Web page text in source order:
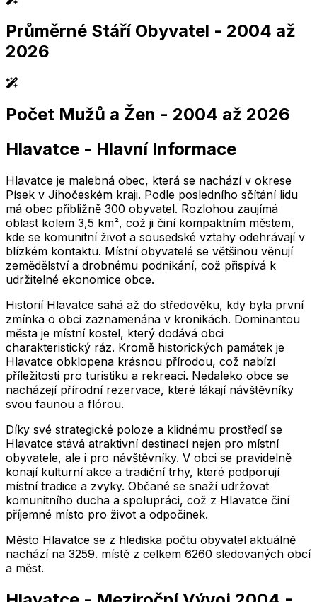
2,005 2,010 2,015 2,020 2,025
2,005 2,010 2,015 2,020 2,025
Průměrné Stáří Obyvatel - 2004 až
2026
2,005 2,010 2,015 2,020 2,025
2,005 2,010 2,015 2,020 2,025
Počet Mužů a Žen - 2004 až 2026
Hlavatce - Hlavní Informace
Hlavatce je malebná obec, která se nachází v okrese
Písek v Jihočeském kraji. Podle posledního sčítání lidu
má obec přibližně 300 obyvatel. Rozlohou zaujímá
oblast kolem 3,5 km², což ji činí kompaktním městem,
kde se komunitní život a sousedské vztahy odehrávají v
blízkém kontaktu. Místní obyvatelé se většinou věnují
zemědělství a drobnému podnikání, což přispívá k
udržitelné ekonomice obce.
Historií Hlavatce sahá až do středověku, kdy byla první
zmínka o obci zaznamenána v kronikách. Dominantou
města je místní kostel, který dodává obci
charakteristický ráz. Kromě historických památek je
Hlavatce obklopena krásnou přírodou, což nabízí
příležitosti pro turistiku a rekreaci. Nedaleko obce se
nacházejí přírodní rezervace, které lákají návštěvníky
svou faunou a flórou.
Díky své strategické poloze a klidnému prostředí se
Hlavatce stává atraktivní destinací nejen pro místní
obyvatele, ale i pro návštěvníky. V obci se pravidelně
konají kulturní akce a tradiční trhy, které podporují
místní tradice a zvyky. Občané se snaží udržovat
komunitního ducha a spolupráci, což z Hlavatce činí
příjemné místo pro život a odpočinek.
Město Hlavatce se z hlediska počtu obyvatel aktuálně
nachází na 3259. místě z celkem 6260 sledovaných obcí
a měst.